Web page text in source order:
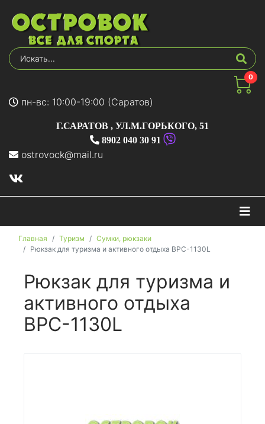
0
пн-вс: 10:00-19:00 (Саратов)
Г.САРАТОВ , УЛ.М.ГОРЬКОГО, 51
8902 040 30 91
ostrovock@mail.ru
Главная Туризм
Сумки, рюкзаки
Рюкзак для туризма и активного отдыха BPC-1130L
Рюкзак для туризма и
активного отдыха
BPC-1130L